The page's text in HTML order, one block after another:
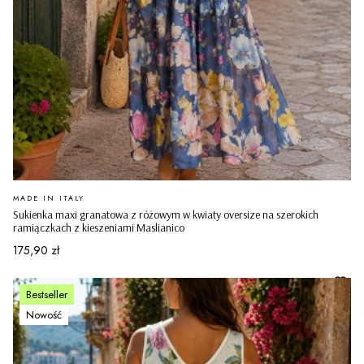
Sukienka maxi granatowa z różowym w kwiaty oversize na szerokich
ramiączkach z kieszeniami Maslianico
PRODUCENT
MADE IN ITALY
Cena
175,90 zł
Bestseller
Nowość